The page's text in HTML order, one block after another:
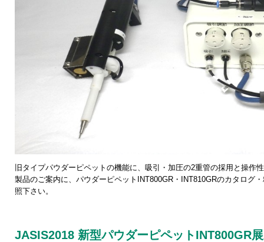
旧タイプパウダーピペットの機能に、吸引・加圧の2重管の採用と操作
製品のご案内に、パウダーピペットINT800GR・INT810GRのカタログ
照下さい。
JASIS2018 新型パウダーピペットINT800GR